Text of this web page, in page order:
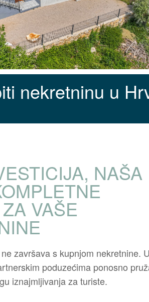
nekretninu u
NAŠA
VAŠE
završava s kupnjom nekretnine.
poduzećima ponosno
iznajmljivanja za turiste.